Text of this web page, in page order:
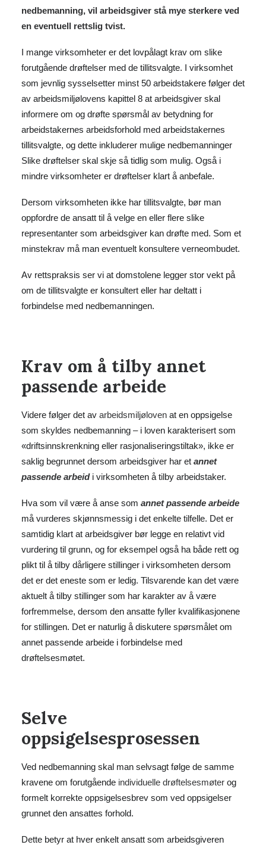
nedbemanning, vil arbeidsgiver stå mye sterkere ved
en eventuell rettslig tvist.
I mange virksomheter er det lovpålagt krav om slike
forutgående drøftelser med de tillitsvalgte. I virksomhet
som jevnlig sysselsetter minst 50 arbeidstakere følger det
av arbeidsmiljølovens kapittel 8 at arbeidsgiver skal
informere om og drøfte spørsmål av betydning for
arbeidstakernes arbeidsforhold med arbeidstakernes
tillitsvalgte, og dette inkluderer mulige nedbemanninger
Slike drøftelser skal skje så tidlig som mulig. Også i
mindre virksomheter er drøftelser klart å anbefale.
Dersom virksomheten ikke har tillitsvalgte, bør man
oppfordre de ansatt til å velge en eller flere slike
representanter som arbeidsgiver kan drøfte med. Som et
minstekrav må man eventuelt konsultere verneombudet.
Av rettspraksis ser vi at domstolene legger stor vekt på
om de tillitsvalgte er konsultert eller har deltatt i
forbindelse med nedbemanningen.
Krav om å tilby annet
passende arbeide
Videre følger det av arbeidsmiljøloven at en oppsigelse
som skyldes nedbemanning – i loven karakterisert som
«driftsinnskrenkning eller rasjonaliseringstiltak», ikke er
saklig begrunnet dersom arbeidsgiver har et annet
passende arbeidi virksomheten å tilby arbeidstaker.
Hva som vil være å anse som annet passende arbeide
må vurderes skjønnsmessig i det enkelte tilfelle. Det er
samtidig klart at arbeidsgiver bør legge en relativt vid
vurdering til grunn, og for eksempel også ha både rett og
plikt til å tilby dårligere stillinger i virksomheten dersom
det er det eneste som er ledig. Tilsvarende kan det være
aktuelt å tilby stillinger som har karakter av å være
forfremmelse, dersom den ansatte fyller kvalifikasjonene
for stillingen. Det er naturlig å diskutere spørsmålet om
annet passende arbeide i forbindelse med
drøftelsesmøtet.
Selve
oppsigelsesprosessen
Ved nedbemanning skal man selvsagt følge de samme
kravene om forutgående individuelle drøftelsesmøter og
formelt korrekte oppsigelsesbrev som ved oppsigelser
grunnet den ansattes forhold.
Dette betyr at hver enkelt ansatt som arbeidsgiveren